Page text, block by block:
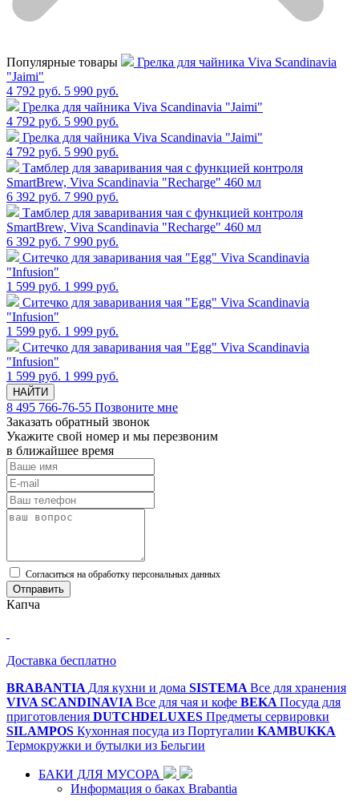
Популярные товары
Грелка для чайника Viva Scandinavia
"Jaimi"
4 792 руб. 5 990 руб.
Грелка для чайника Viva Scandinavia "Jaimi"
4 792 руб. 5 990 руб.
Грелка для чайника Viva Scandinavia "Jaimi"
4 792 руб. 5 990 руб.
Тамблер для заваривания чая с функцией контроля
SmartBrew, Viva Scandinavia "Recharge" 460 мл
6 392 руб. 7 990 руб.
Тамблер для заваривания чая с функцией контроля
SmartBrew, Viva Scandinavia "Recharge" 460 мл
6 392 руб. 7 990 руб.
Cитечко для заваривания чая "Egg" Viva Scandinavia
"Infusion"
1 599 руб. 1 999 руб.
Cитечко для заваривания чая "Egg" Viva Scandinavia
"Infusion"
1 599 руб. 1 999 руб.
Cитечко для заваривания чая "Egg" Viva Scandinavia
"Infusion"
1 599 руб. 1 999 руб.
НАЙТИ
8 495 766-76-55 Позвоните мне
Заказать обратный звонок
Укажите свой номер и мы перезвоним
в ближайшее время
Cогласиться на обработку персональных данных
Отправить
Капча
Доставка бесплатно
BRABANTIA Для кухни и дома SISTEMA Все для хранения
VIVA SCANDINAVIA Все для чая и кофе BEKA Посуда для
приготовления DUTCHDELUXES Предметы сервировки
SILAMPOS Кухонная посуда из Португалии KAMBUKKA
Термокружки и бутылки из Бельгии
БАКИ ДЛЯ МУСОРА
Информация о баках Brabantia